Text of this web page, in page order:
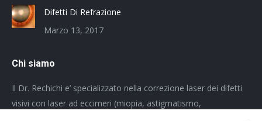
Difetti Di Refrazione
Marzo 13, 2017
Chi siamo
Il Dr. Rechichi e’ specializzato nella correzione laser dei difetti
visivi con laser ad eccimeri (miopia, astigmatismo,